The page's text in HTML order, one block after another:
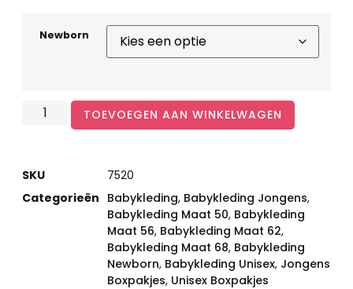
Newborn
TOEVOEGEN AAN WINKELWAGEN
SKU
7520
Categorieën Babykleding, Babykleding Jongens,
Babykleding Maat 50, Babykleding
Maat 56, Babykleding Maat 62,
Babykleding Maat 68, Babykleding
Newborn, Babykleding Unisex, Jongens
Boxpakjes, Unisex Boxpakjes